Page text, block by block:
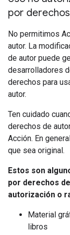
por
No permitimos
autor. La
de autor puede
desarrolladores
derechos para
autor.
Ten cuidado
derechos de
Acción. En
que sea original.
Estos son
por derechos
autorización o
Material
libros